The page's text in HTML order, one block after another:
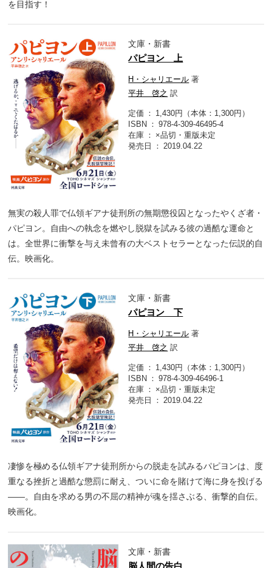
を目指す！
文庫・新書
パピヨン 上
H・シャリエール 著
平井 啓之 訳
定価
1,430円（本体：1,300円）
ISBN
978-4-309-46495-4
在庫
×品切・重版未定
発売日
2019.04.22
無実の殺人罪で仏領ギアナ徒刑所の無期懲役囚となったやくざ者・
パピヨン。自由への執念を燃やし脱獄を試みる彼の過酷な運命と
は。全世界に衝撃を与え未曾有の大ベストセラーとなった伝説的自
伝。映画化。
文庫・新書
パピヨン 下
H・シャリエール 著
平井 啓之 訳
定価
1,430円（本体：1,300円）
ISBN
978-4-309-46496-1
在庫
×品切・重版未定
発売日
2019.04.22
凄惨を極める仏領ギアナ徒刑所からの脱走を試みるパピヨンは、度
重なる挫折と過酷な懲罰に耐え、ついに命を賭けて海に身を投げる
――。自由を求める男の不屈の精神が魂を揺さぶる、衝撃的自伝。
映画化。
文庫・新書
脳人間の告白